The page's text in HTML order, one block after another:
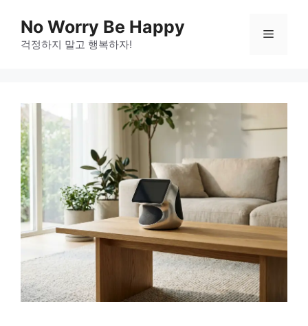
content
No Worry Be Happy
걱정하지 말고 행복하자!
Menu